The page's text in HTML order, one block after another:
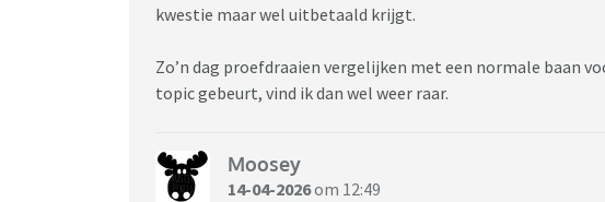
kwestie maar wel uitbetaald krijgt.
Zo’n dag proefdraaien vergelijken met een normale baan
topic gebeurt, vind ik dan wel weer raar.
Moosey
14-04-2026om 12:49